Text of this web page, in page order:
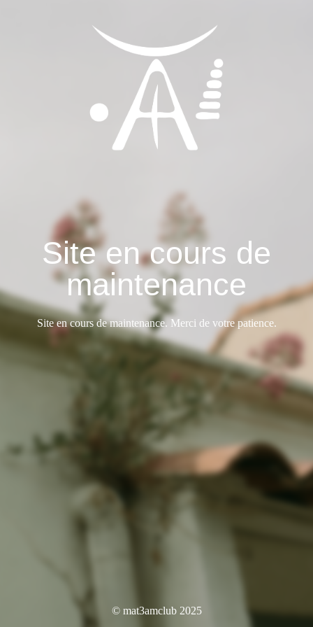
Site en cours de
maintenance
Site en cours de maintenance. Merci de votre patience.
© mat3amclub 2025